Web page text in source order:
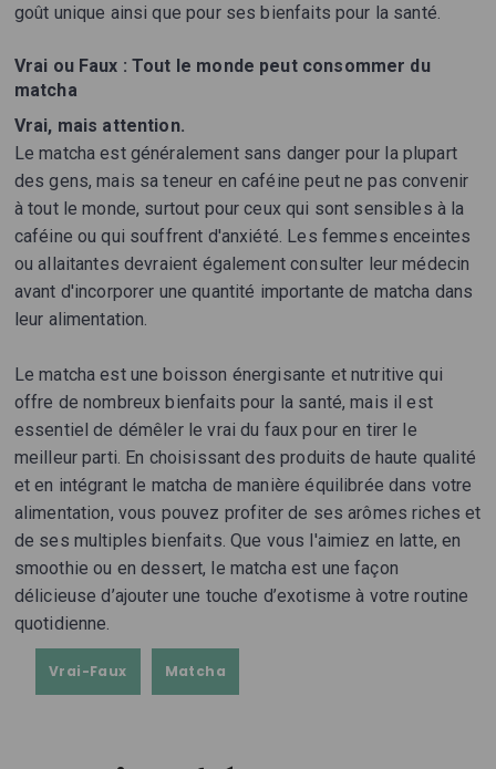
goût unique ainsi que pour ses bienfaits pour la santé.
Vrai ou Faux : Tout le monde peut consommer du
matcha
Vrai, mais attention.
Le matcha est généralement sans danger pour la plupart
des gens, mais sa teneur en caféine peut ne pas convenir
à tout le monde, surtout pour ceux qui sont sensibles à la
caféine ou qui souffrent d'anxiété. Les femmes enceintes
ou allaitantes devraient également consulter leur médecin
avant d'incorporer une quantité importante de matcha dans
leur alimentation.
Le matcha est une boisson énergisante et nutritive qui
offre de nombreux bienfaits pour la santé, mais il est
essentiel de démêler le vrai du faux pour en tirer le
meilleur parti. En choisissant des produits de haute qualité
et en intégrant le matcha de manière équilibrée dans votre
alimentation, vous pouvez profiter de ses arômes riches et
de ses multiples bienfaits. Que vous l'aimiez en latte, en
smoothie ou en dessert, le matcha est une façon
délicieuse d’ajouter une touche d’exotisme à votre routine
quotidienne.
Vrai-Faux Matcha